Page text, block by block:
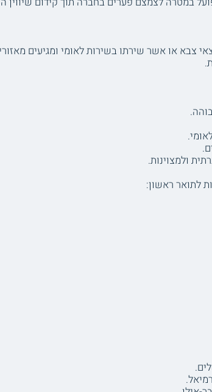
צבא או אשר שירתו בשירות לאומי ומגיעים
ולמצוינות.
לתואר ראשון: